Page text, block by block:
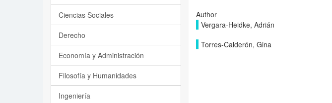
Author
Vergara-Heidke, Adrián
Torres-Calderón, Gina
Ciencias Sociales
Derecho
Economía y Administración
Filosofía y Humanidades
Ingeniería